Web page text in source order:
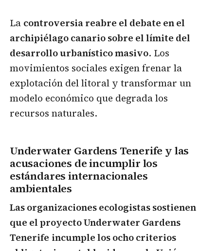
La controversia reabre el debate en el
archipiélago canario sobre el límite del
desarrollo urbanístico masivo. Los
movimientos sociales exigen frenar la
explotación del litoral y transformar un
modelo económico que degrada los
recursos naturales.
Underwater Gardens Tenerife y las
acusaciones de incumplir los
estándares internacionales
ambientales
Las organizaciones ecologistas sostienen
que el proyecto Underwater Gardens
Tenerife incumple los ocho criterios